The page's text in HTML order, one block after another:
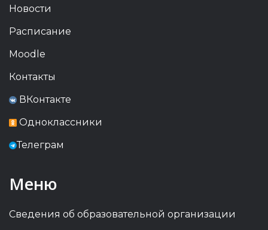
Новости
Расписание
Moodle
Контакты
ВКонтакте
Одноклассники
Телеграм
Меню
Сведения об образовательной организации